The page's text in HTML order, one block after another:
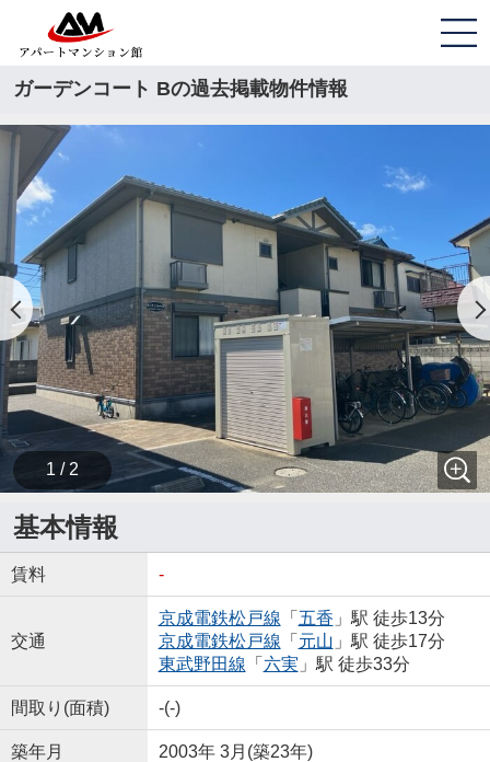
ガーデンコート Bの過去掲載物件情報
1 / 2
基本情報
賃料 -
交通
京成電鉄松戸線 「 五香 」駅 徒歩13分
京成電鉄松戸線 「 元山 」駅 徒歩17分
東武野田線 「 六実 」駅 徒歩33分
間取り(面積) -(-)
築年月 2003年 3月(築23年)